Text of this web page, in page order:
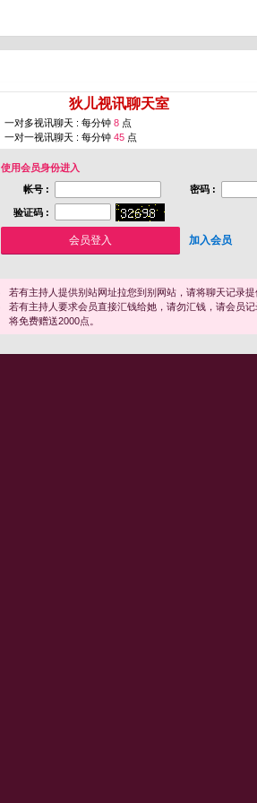
狄儿视讯聊天室
一对多视讯聊天 : 每分钟 8 点
一对一视讯聊天 : 每分钟 45 点
使用会员身份进入
帐号 :
密码 :
验证码 :
加入会员
若有主持人提供别站网址拉您到别网站，请将聊天记录
若有主持人要求会员直接汇钱给她，请勿汇钱，请会员
将免费赠送2000点。